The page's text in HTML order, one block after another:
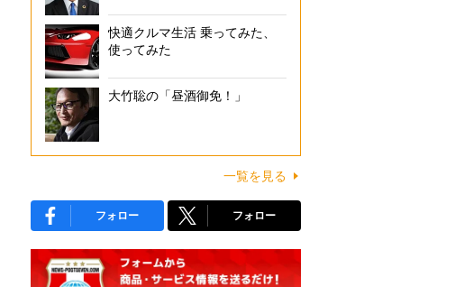
快適クルマ生活 乗ってみた、
使ってみた
大竹聡の「昼酒御免！」
一覧を見る
フォロー フォロー